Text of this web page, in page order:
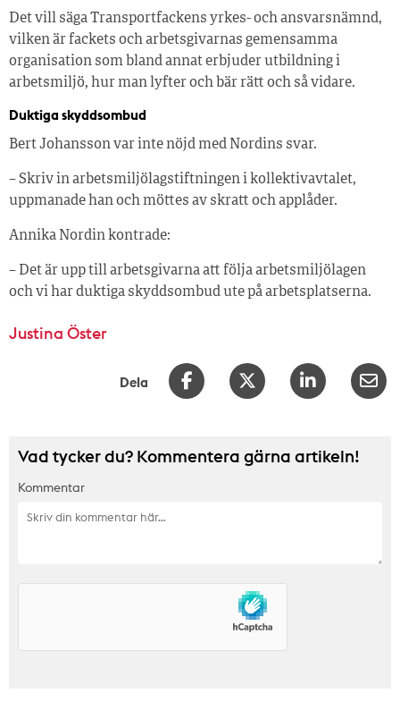
Det vill säga Transportfackens yrkes- och ansvarsnämnd,
vilken är fackets och arbetsgivarnas gemensamma
organisation som bland annat erbjuder utbildning i
arbetsmiljö, hur man lyfter och bär rätt och så vidare.
Duktiga skyddsombud
Bert Johansson var inte nöjd med Nordins svar.
– Skriv in arbetsmiljölagstiftningen i kollektivavtalet,
uppmanade han och möttes av skratt och applåder.
Annika Nordin kontrade:
– Det är upp till arbetsgivarna att följa arbetsmiljölagen
och vi har duktiga skyddsombud ute på arbetsplatserna.
Justina Öster
Dela
Vad tycker du? Kommentera gärna artikeln!
Kommentar